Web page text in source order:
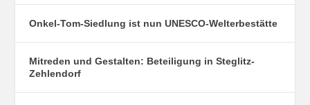
Onkel-Tom-Siedlung ist nun UNESCO-Welterbestätte
Mitreden und Gestalten: Beteiligung in Steglitz-
Zehlendorf